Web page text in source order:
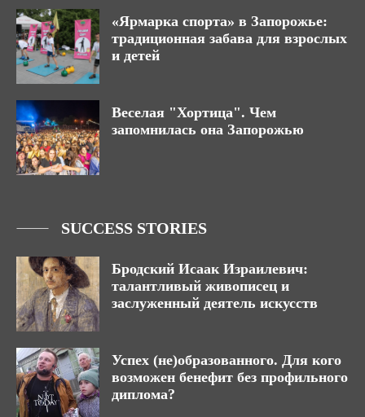
«Ярмарка спорта» в Запорожье:
традиционная забава для взрослых
и детей
Веселая "Хортица". Чем
запомнилась она Запорожью
SUCCESS STORIES
Бродский Исаак Израилевич:
талантливый живописец и
заслуженный деятель искусств
Успех (не)образованного. Для кого
возможен бенефит без профильного
диплома?